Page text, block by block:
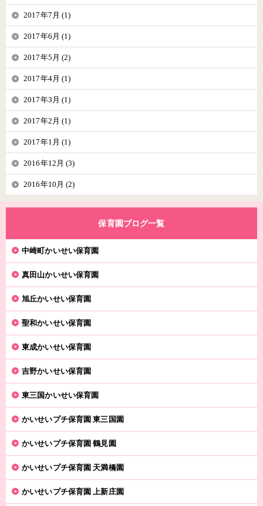
2017年7月 (1)
2017年6月 (1)
2017年5月 (2)
2017年4月 (1)
2017年3月 (1)
2017年2月 (1)
2017年1月 (1)
2016年12月 (3)
2016年10月 (2)
保育園ブログ一覧
中崎町かいせい保育園
真田山かいせい保育園
旭丘かいせい保育園
聖和かいせい保育園
東成かいせい保育園
吉野かいせい保育園
東三国かいせい保育園
かいせいプチ保育園 東三国園
かいせいプチ保育園 鶴見園
かいせいプチ保育園 天満橋園
かいせいプチ保育園 上新庄園